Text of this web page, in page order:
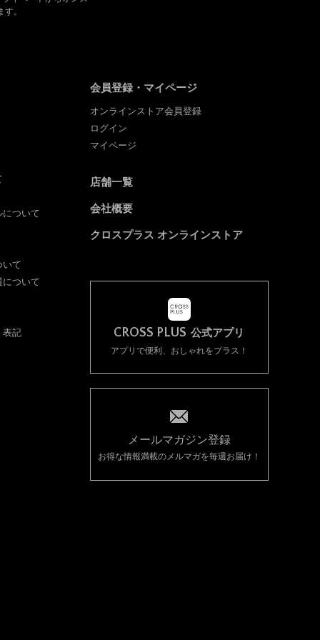
。
について
いて
について
表記
会員登録・マイページ
オンラインストア会員登録
ログイン
マイページ
店舗一覧
会社概要
クロスプラス オンラインストア
CROSS PLUS 公式アプリ
アプリで便利、おしゃれをプラス！
メールマガジン登録
お得な情報満載のメルマガを毎週お届け！